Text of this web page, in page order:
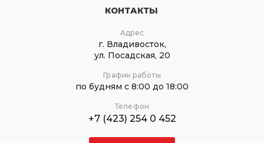
КОНТАКТЫ
Адрес
г. Владивосток,
ул. Посадская, 20
График работы
по будням с 8:00 до 18:00
Телефон
+7 (423) 254 0 452